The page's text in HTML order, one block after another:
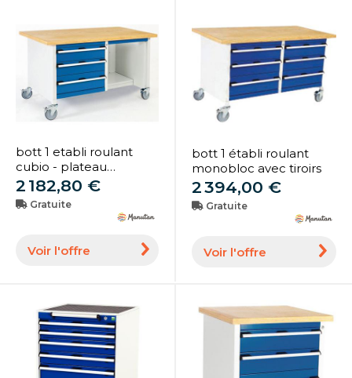
bott 1 etabli roulant
cubio - plateau
linoléum avec tiroir et
tablette - bott
2 182,80 €
Gratuite
Voir l'offre
bott 1 établi roulant
monobloc avec tiroirs
2 394,00 €
Gratuite
Voir l'offre